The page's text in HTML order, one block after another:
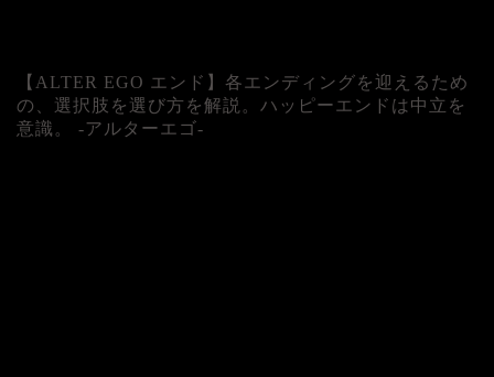
【ALTER EGO エンド】各エンディングを迎えるため
の、選択肢を選び方を解説。ハッピーエンドは中立を
意識。 -アルターエゴ-